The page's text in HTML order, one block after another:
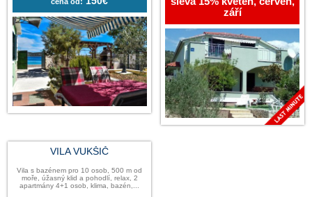
VILA TAMARIS
Vila přímo u moře, 4 osoby, velký prostor,
soukromí, terasa, gril, osvěžující voda,
oblázková pláž před...
cena od:150€
VILA
Vila pro 13 osob přímo
robinzonáda, azurové
motorový člun k